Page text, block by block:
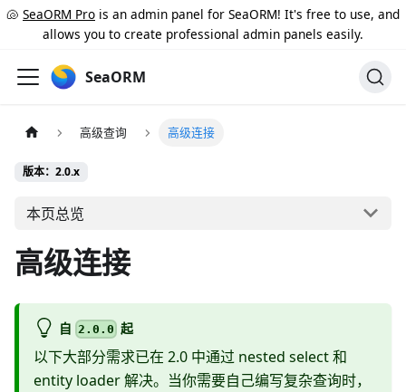
🐚 SeaORM Pro is an admin panel for SeaORM! It's free to use, and
allows you to create professional admin panels easily.
SeaORM
高级查询 高级连接
版本：2.0.x
本页总览
高级连接
自 2.0.0 起
以下大部分需求已在 2.0 中通过 nested select 和
entity loader 解决。当你需要自己编写复杂查询时，